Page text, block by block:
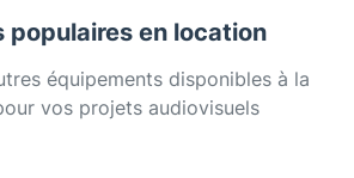
populaires en location
équipements disponibles à la
vos projets audiovisuels